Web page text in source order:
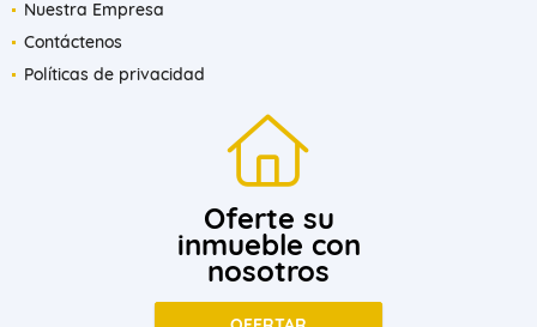
Nuestra Empresa
Contáctenos
Políticas de privacidad
Oferte su
inmueble con
nosotros